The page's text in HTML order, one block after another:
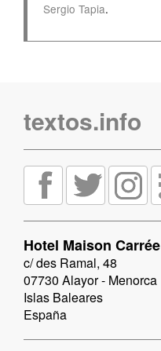
Sergio Tapia.
textos.info
Hotel Maison Carrée
c/ des Ramal, 48
07730 Alayor - Menorca
Islas Baleares
España